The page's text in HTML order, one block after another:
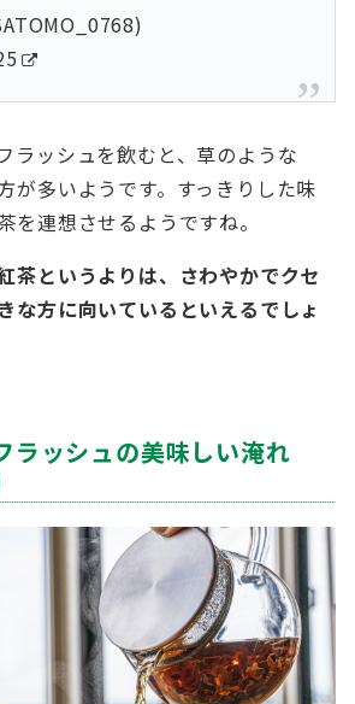
ラッシュを飲むと、草のような
が多いようです。すっきりした味
を連想させるようですね。
茶というよりは、さわやかでクセ
な方に向いているといえるでしょ
ラッシュの美味しい淹れ